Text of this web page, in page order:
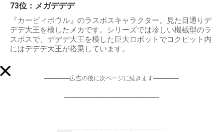
73位：メガデデデ
『カービィボウル』のラスボスキャラクター。見た目通りデ
デデ大王を模したメカです。シリーズでは珍しい機械型のラ
スボスで、デデデ大王を模した巨大ロボットでコクピット内
にはデデデ大王が搭乗しています。
-----------------広告の後に次ページに続きます-----------------
----------------------------------------------------------------